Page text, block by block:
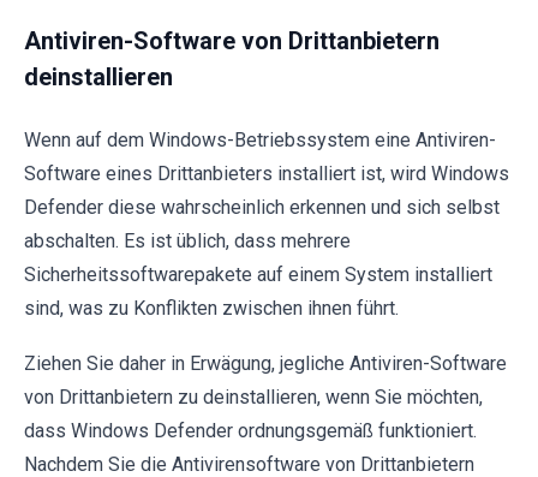
Antiviren-Software von Drittanbietern
deinstallieren
Wenn auf dem Windows-Betriebssystem eine Antiviren-
Software eines Drittanbieters installiert ist, wird Windows
Defender diese wahrscheinlich erkennen und sich selbst
abschalten. Es ist üblich, dass mehrere
Sicherheitssoftwarepakete auf einem System installiert
sind, was zu Konflikten zwischen ihnen führt.
Ziehen Sie daher in Erwägung, jegliche Antiviren-Software
von Drittanbietern zu deinstallieren, wenn Sie möchten,
dass Windows Defender ordnungsgemäß funktioniert.
Nachdem Sie die Antivirensoftware von Drittanbietern